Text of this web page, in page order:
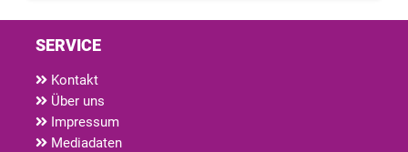
SERVICE
Kontakt
Über uns
Impressum
Mediadaten